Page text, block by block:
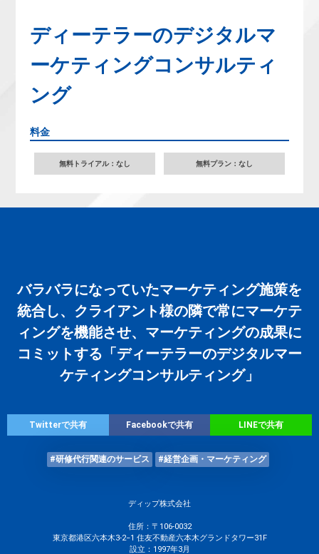
ディーテラーのデジタルマ
ーケティングコンサルティ
ング
料金
無料トライアル：なし 無料プラン：なし
バラバラになっていたマーケティング施策を
統合し、クライアント様の隣で常にマーケテ
ィングを機能させ、マーケティングの成果に
コミットする「ディーテラーのデジタルマー
ケティングコンサルティング」
Twitterで共有 Facebookで共有 LINEで共有
#研修代行関連のサービス #経営企画・マーケティング
ディップ株式会社
住所：〒106-0032
東京都港区六本木3-2−1 住友不動産六本木グランドタワー31F
設立：1997年3月